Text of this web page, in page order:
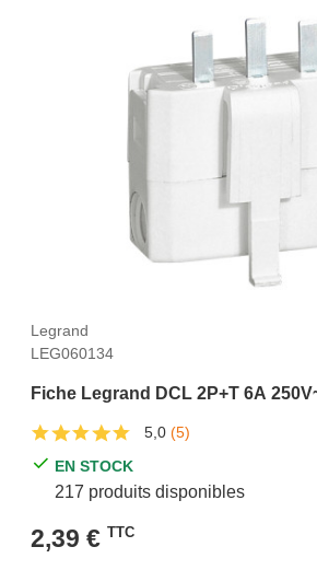
Legrand
LEG060134
Fiche Legrand DCL 2P+T 6A
5,0 (5)
EN STOCK
217 produits disponibles
2,39 € TTC